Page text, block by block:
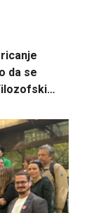
da se